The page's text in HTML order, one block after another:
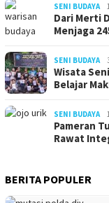
SENI BUDAYA
Dari Merti
Menjaga
SENI BUDAYA
Wisata
Belajar
SENI BUDAYA
Pameran
Rawat
BERITA POPULER